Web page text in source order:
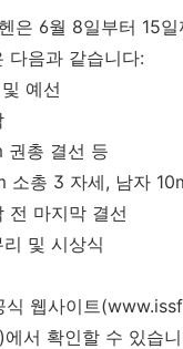
은 6월 8일부터 15
다음과 같습니다:
예선
권총 결선 등
소총 3 자세, 남자
전 마지막 결선
및 시상식
식 웹사이트
서 확인할 수 있습